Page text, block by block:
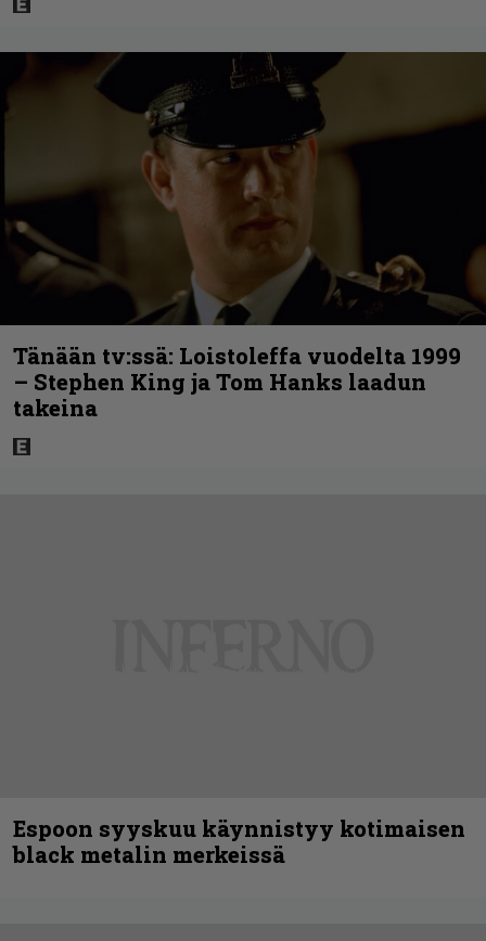
Tänään tv:ssä: Loistoleffa vuodelta 1999
– Stephen King ja Tom Hanks laadun
takeina
Espoon syyskuu käynnistyy kotimaisen
black metalin merkeissä